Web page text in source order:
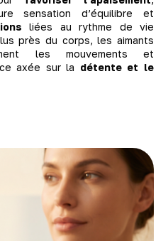
sensation d’équilibre et
liées au rythme de vie
près du corps, les aimants
les mouvements et
axée sur la détente et le